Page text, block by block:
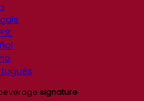
文
signature